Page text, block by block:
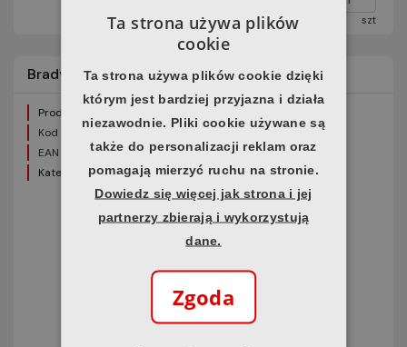
szt
Brady 149047 drukarka i7100 600dpi
Producent:
Kod produktu:
EAN produktu:0888434406458
Kategoria:I7100
Ta strona używa plików
cookie
Ta strona używa plików cookie dzięki
którym jest bardziej przyjazna i działa
niezawodnie. Pliki cookie używane są
także do personalizacji reklam oraz
pomagają mierzyć ruchu na stronie.
Dowiedz się więcej jak strona i jej
partnerzy zbierają i wykorzystują
dane.
Zgoda